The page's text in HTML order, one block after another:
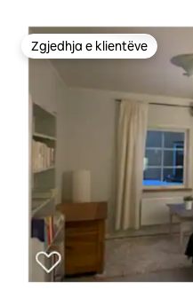
Zgjedhja e klientëve
Zgjedhja e klientëve